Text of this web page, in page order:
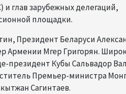
и глав зарубежных делегаций,
площадки.
Президент Беларуси
Армении Мгер Григорян.
президент Кубы Сальвадор
Премьер-министра
Сагинтаев.